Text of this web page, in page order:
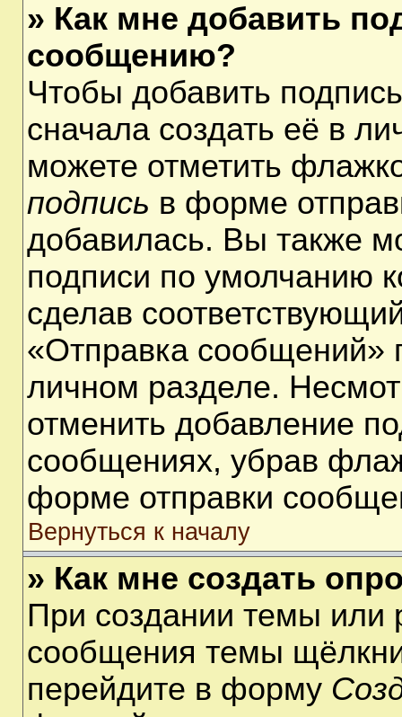
» Как мне добавить
сообщению?
Чтобы добавить
сначала создать её в
можете отметить
подпись в форме
добавилась. Вы также
подписи по умолчанию
сделав
«Отправка сообщений»
личном разделе.
отменить добавление
сообщениях, убрав
форме отправки
Вернуться к началу
» Как мне создать
При создании темы или
сообщения темы
перейдите в форму